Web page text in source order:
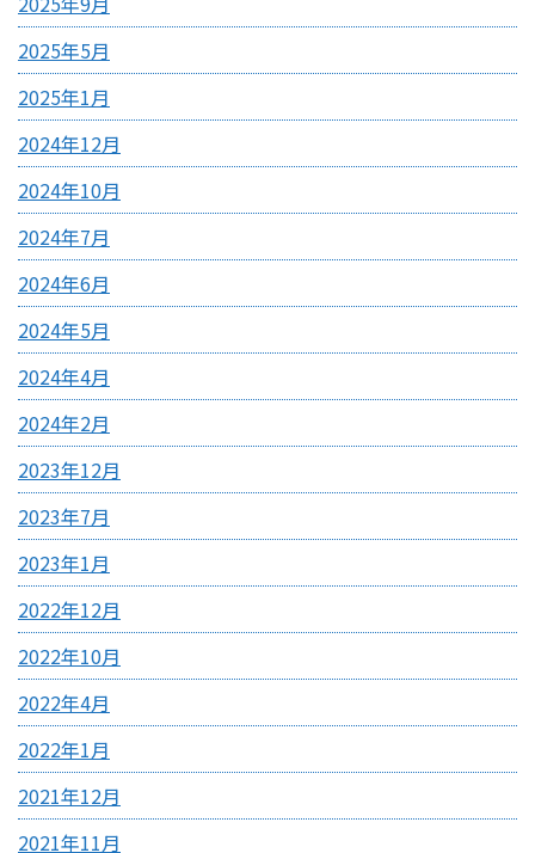
2025年5月
2025年1月
2024年12月
2024年10月
2024年7月
2024年6月
2024年5月
2024年4月
2024年2月
2023年12月
2023年7月
2023年1月
2022年12月
2022年10月
2022年4月
2022年1月
2021年12月
2021年11月